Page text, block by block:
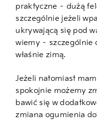
praktyczne – dużą
szczególnie jeżeli
ukrywającą się pod
wiemy – szczególnie
właśnie zimą.
Jeżeli natomiast
spokojnie możemy
bawić się w
zmiana ogumienia